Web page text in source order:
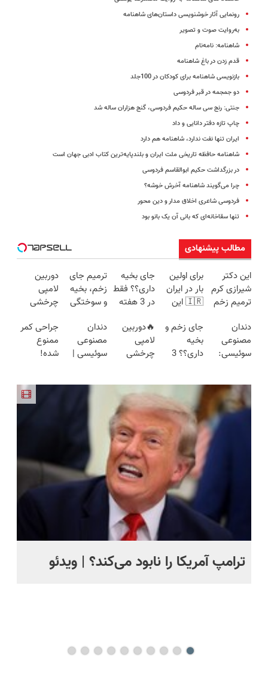
رونمایی آثار خوشنویسی داستان‌های شاهنامه
به‌روایت صوت و تصویر
شاهنامه: نامه‌نام
قدم زدن در باغ شاهنامه
بازنویسی شاهنامه برای کودکان در 100جلد
دو جمجمه در قبر فردوسی
جنتی: رنج سی ساله حکیم فردوسی، گنج هزاران ساله شد
چاپ تازه‌ دفتر دانایی و داد
ایران تنها نفت ندارد، شاهنامه هم دارد
شاهنامه حافظه تاریخی ملت ایران و بلندپایه‌ترین کتاب ادبی جهان است
در بزرگداشت حکیم ابوالقاسم فردوسی
چرا می‌گویند شاهنامه آخرش خوشه؟
فردوسی شاعری اخلاق مدار و دین محور
تنها سقاخانه‌ای که ‌بانی آن یک بانو بود
مطالب پیشنهادی
این دکتر
شیرازی کرم
ترمیم زخم
ساخت!!!
برای اولین
بار در ایران
🇮🇷 این
ترمیم کننده
23 روزه
ساخت!
جای بخیه
داری؟؟ فقط
در 3 هفته
کن!😍
ترمیم جای
زخم، بخیه
و سوختگی
هفته!!😍
دوربین
لامپی
چرخشی
فقط امروز
حراج شد🔥
پرداخت
دندان
مصنوعی
سوئیسی:
اروپا، سبک
و مقاوم |
پرداخت
جای زخم و
بخیه
داری؟؟ 3
🔥دوربین
لامپی
چرخشی
درب منزل
+ گارانتی
تعویض
دندان
مصنوعی
سوئیسی |
طبیعی!
اقساطی😍
جراحی کمر
ممنوع
شده!
منزل درمان
ترامپ آمریکا را نابود می‌کند؟ | ویدئو